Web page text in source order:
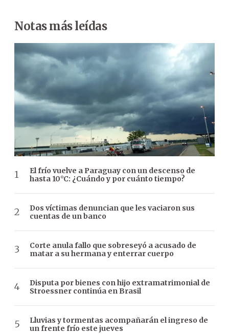
Notas más leídas
El frío vuelve a Paraguay con un descenso de
hasta 10°C: ¿Cuándo y por cuánto tiempo?
Dos víctimas denuncian que les vaciaron sus
cuentas de un banco
Corte anula fallo que sobreseyó a acusado de
matar a su hermana y enterrar cuerpo
Disputa por bienes con hijo extramatrimonial de
Stroessner continúa en Brasil
Lluvias y tormentas acompañarán el ingreso de
un frente frío este jueves